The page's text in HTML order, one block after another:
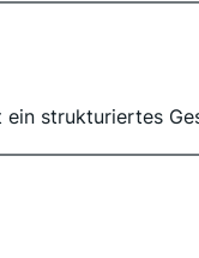
ein strukturiertes